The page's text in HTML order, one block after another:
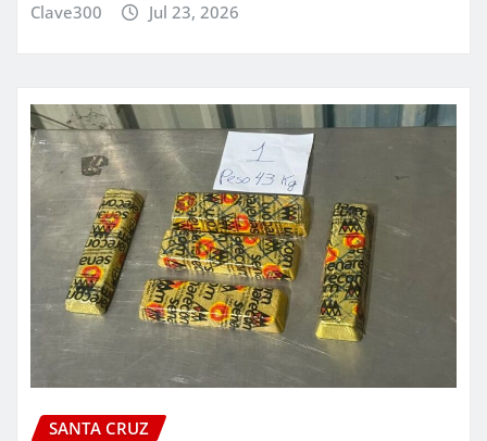
Clave300 Jul 23, 2026
SANTA CRUZ